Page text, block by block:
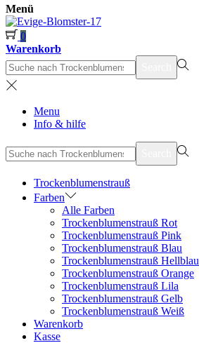
Menü
0
Warenkorb
suchen
nach>
Menu
Info & hilfe
suchen
nach>
Trockenblumenstrauß
Farben
Alle Farben
Trockenblumenstrauß Rot
Trockenblumenstrauß Pink
Trockenblumenstrauß Blau
Trockenblumenstrauß Hellblau
Trockenblumenstrauß Orange
Trockenblumenstrauß Lila
Trockenblumenstrauß Gelb
Trockenblumenstrauß Weiß
Warenkorb
Kasse